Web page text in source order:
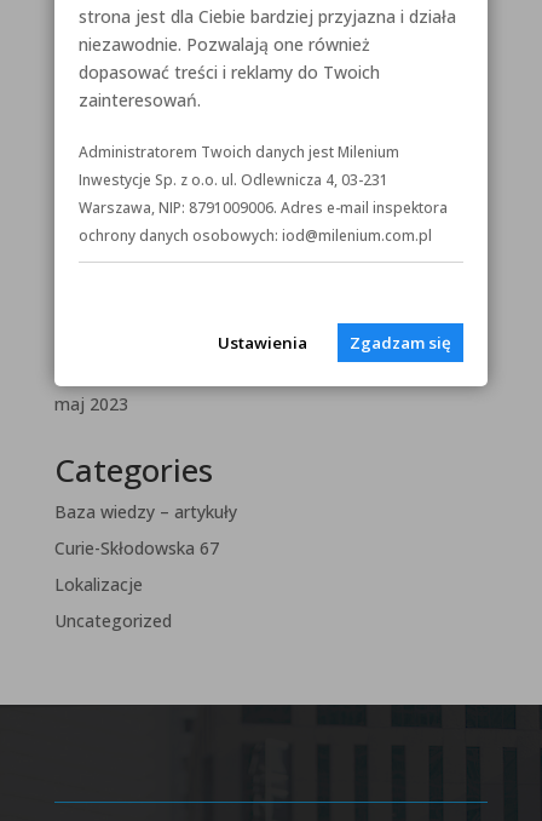
Biura do wynajęcia w Toruniu i Bydgoszczy
Curie-Skłodowska 67
Olsztyn
Recent Comments
Brak komentarzy do wyświetlenia.
maj 2023
Categories
Baza wiedzy – artykuły
Curie-Skłodowska 67
Lokalizacje
Uncategorized
strona jest dla Ciebie bardziej przyjazna i działa
niezawodnie. Pozwalają one również
dopasować treści i reklamy do Twoich
zainteresowań.
Administratorem Twoich danych jest Milenium
Inwestycje Sp. z o.o. ul. Odlewnicza 4, 03-231
Warszawa, NIP: 8791009006. Adres e-mail inspektora
ochrony danych osobowych: iod@milenium.com.pl
Ustawienia Zgadzam się